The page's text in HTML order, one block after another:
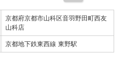
京都府京都市山科区音羽野田町西友
山科店
京都地下鉄東西線 東野駅